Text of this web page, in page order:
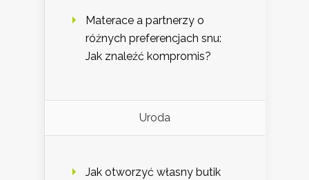
Materace a partnerzy o
różnych preferencjach snu:
Jak znaleźć kompromis?
Uroda
Jak otworzyć własny butik